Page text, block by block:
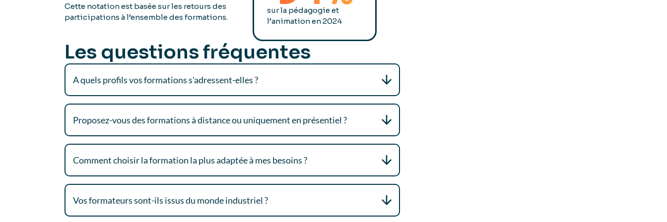
Cette notation est basée sur les retours des
participations à l’ensemble des formations.
sur la pédagogie et
l’animation en 2024
Les questions fréquentes
A quels profils vos formations s'adressent-elles ?
Proposez-vous des formations à distance ou uniquement en présentiel ?
Comment choisir la formation la plus adaptée à mes besoins ?
Vos formateurs sont-ils issus du monde industriel ?